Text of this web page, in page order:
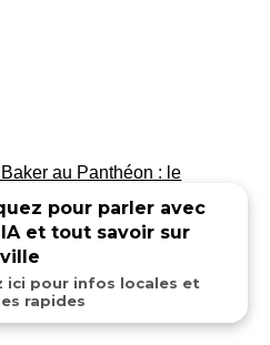
au Panthéon : le
pour parler avec
et tout savoir sur
ici pour infos locales et
rapides